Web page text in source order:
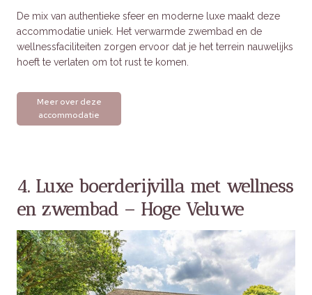
De mix van authentieke sfeer en moderne luxe maakt deze
accommodatie uniek. Het verwarmde zwembad en de
wellnessfaciliteiten zorgen ervoor dat je het terrein nauwelijks
hoeft te verlaten om tot rust te komen.
Meer over deze
accommodatie
4. Luxe boerderijvilla met wellness
en zwembad – Hoge Veluwe